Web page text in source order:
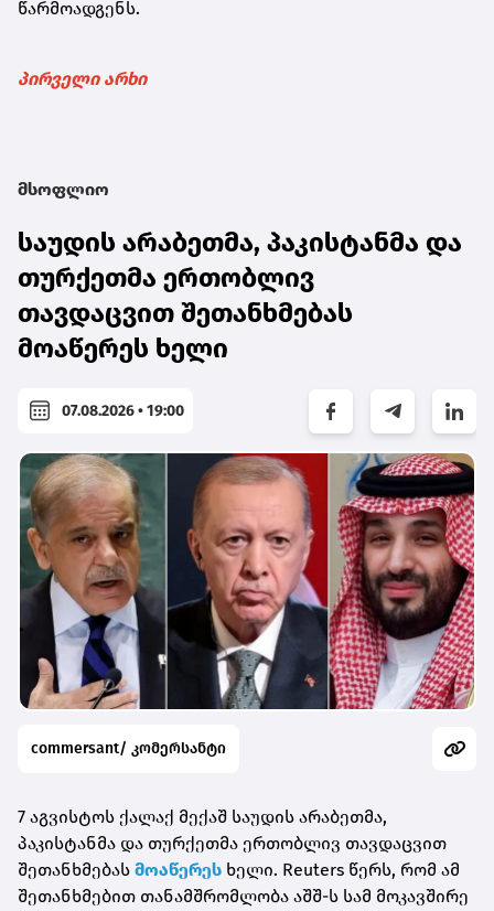
წარმოადგენს.
პირველი არხი
მსოფლიო
საუდის არაბეთმა, პაკისტანმა და
თურქეთმა ერთობლივ
თავდაცვით შეთანხმებას
მოაწერეს ხელი
07.08.2026 • 19:00
commersant/ კომერსანტი
7 აგვისტოს ქალაქ მექაშ საუდის არაბეთმა,
პაკისტანმა და თურქეთმა ერთობლივ თავდაცვით
შეთანხმებას მოაწერეს ხელი. Reuters წერს, რომ ამ
შეთანხმებით თანამშრომლობა აშშ-ს სამ მოკავშირე